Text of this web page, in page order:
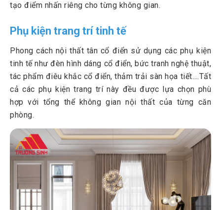
tạo điểm nhấn riêng cho từng không gian.
Phụ kiện trang trí tinh tế
Phong cách nội thất tân cổ điển sử dụng các phụ kiện
tinh tế như đèn hình dáng cổ điển, bức tranh nghệ thuật,
tác phẩm điêu khắc cổ điển, thảm trải sàn họa tiết….Tất
cả các phụ kiện trang trí này đều được lựa chọn phù
hợp với tổng thể không gian nội thất của từng căn
phòng.